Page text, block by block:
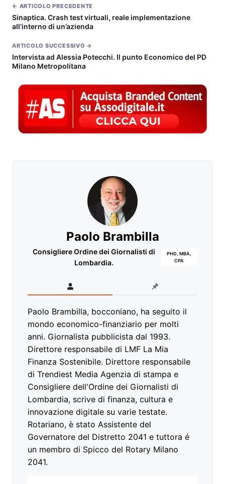
← ARTICOLO PRECEDENTE
Sinaptica. Crash test virtuali, reale implementazione
all’interno di un’azienda
ARTICOLO SUCCESSIVO →
Intervista ad Alessia Potecchi. Il punto Economico del PD
Milano Metropolitana
Paolo Brambilla
Consigliere Ordine dei Giornalisti di
Lombardia.
PHD, MBA,
CPA
Paolo Brambilla, bocconiano, ha seguito il
mondo economico-finanziario per molti
anni. Giornalista pubblicista dal 1993.
Direttore responsabile di LMF La Mia
Finanza Sostenibile. Direttore responsabile
di Trendiest Media Agenzia di stampa e
Consigliere dell'Ordine dei Giornalisti di
Lombardia, scrive di finanza, cultura e
innovazione digitale su varie testate.
Rotariano, è stato Assistente del
Governatore del Distretto 2041 e tuttora é
un membro di Spicco del Rotary Milano
2041.